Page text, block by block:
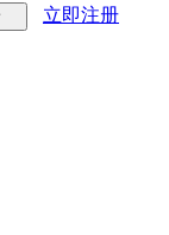
立即注册